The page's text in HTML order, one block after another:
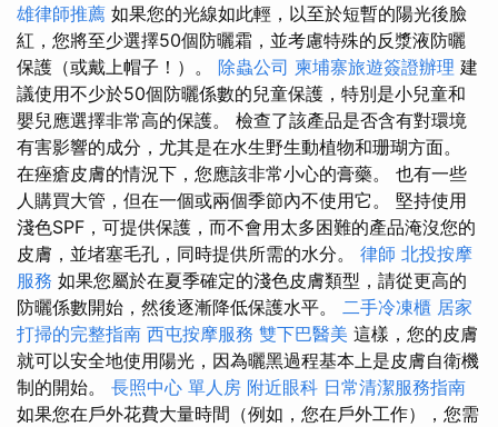
雄律師推薦 如果您的光線如此輕，以至於短暫的陽光後臉
紅，您將至少選擇50個防曬霜，並考慮特殊的反漿液防曬
保護（或戴上帽子！）。 除蟲公司 柬埔寨旅遊簽證辦理 建
議使用不少於50個防曬係數的兒童保護，特別是小兒童和
嬰兒應選擇非常高的保護。 檢查了該產品是否含有對環境
有害影響的成分，尤其是在水生野生動植物和珊瑚方面。
在痤瘡皮膚的情況下，您應該非常小心的膏藥。 也有一些
人購買大管，但在一個或兩個季節內不使用它。 堅持使用
淺色SPF，可提供保護，而不會用太多困難的產品淹沒您的
皮膚，並堵塞毛孔，同時提供所需的水分。 律師 北投按摩
服務 如果您屬於在夏季確定的淺色皮膚類型，請從更高的
防曬係數開始，然後逐漸降低保護水平。 二手冷凍櫃 居家
打掃的完整指南 西屯按摩服務 雙下巴醫美 這樣，您的皮膚
就可以安全地使用陽光，因為曬黑過程基本上是皮膚自衛機
制的開始。 長照中心 單人房 附近眼科 日常清潔服務指南
如果您在戶外花費大量時間（例如，您在戶外工作），您需